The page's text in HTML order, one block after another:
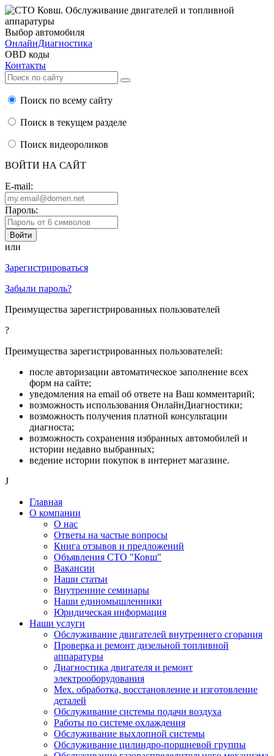
Выбор автомобиля
ОнлайнДиагностика
OBD коды
Контакты
Поиск по всему сайту
Поиск в текущем разделе
Поиск видеороликов
ВОЙТИ НА САЙТ
E-mail:
Пароль:
или
Зарегистрироваться
Забыли пароль?
Преимущества зарегистрированных пользователей
?
Преимущества зарегистрированных пользователей:
после авторизации автоматическое заполнение всех
форм на сайте;
уведомления на email об ответе на Ваш комментарий;
возможность использования ОнлайнДиагностики;
возможность получения платной консультации
диагноста;
возможность сохранения избранных автомобилей и
истории недавно выбранных;
ведение истории покупок в интернет магазине.
J
Главная
О компании
О нас
Ответы на частые вопросы
Книга отзывов и предложений
Объявления СТО "Ковш"
Вакансии
Наши статьи
Внутренние семинары
Наши единомышленники
Юридическая информация
Наши услуги
Обслуживание двигателей внутреннего сгорания
Проверка и ремонт дизельной топливной
аппаратуры
Диагностика двигателя и ремонт
электрооборудования
Мех. обработка, восстановление и изготовление
деталей
Обслуживание системы подачи воздуха
Работы по системе охлаждения
Обслуживание выхлопной системы
Обслуживание цилиндро-поршневой группы